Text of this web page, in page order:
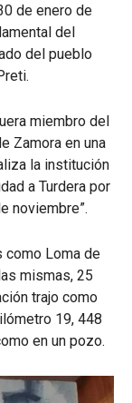
de enero de
del
del pueblo
miembro del
Zamora en una
la institución
a Turdera por
noviembre”.
como Loma de
mismas, 25
trajo como
19, 448
en un pozo.